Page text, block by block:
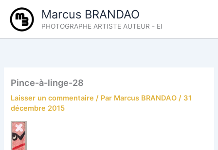
contenu
Marcus BRANDAO
PHOTOGRAPHE ARTISTE AUTEUR - EI
Pince-à-linge-28
Laisser un commentaire / Par Marcus BRANDAO/ 31
décembre 2015